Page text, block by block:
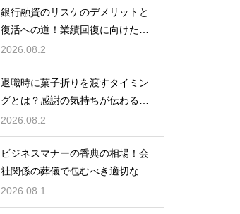
銀行融資のリスケのデメリットと
復活への道！業績回復に向けた事
業計画
2026.08.2
退職時に菓子折りを渡すタイミン
グとは？感謝の気持ちが伝わる正
しいマナー
2026.08.2
ビジネスマナーの香典の相場！会
社関係の葬儀で包むべき適切な金
額の目安
2026.08.1